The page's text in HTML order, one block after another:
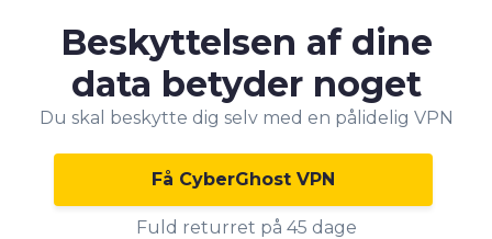
Beskyttelsen af dine
data betyder noget
Du skal beskytte dig selv med en pålidelig VPN
Få CyberGhost VPN
Fuld returret på 45 dage